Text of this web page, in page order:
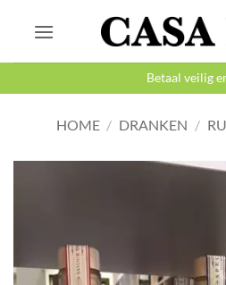
Betaal veilig
HOME / DRANKEN /